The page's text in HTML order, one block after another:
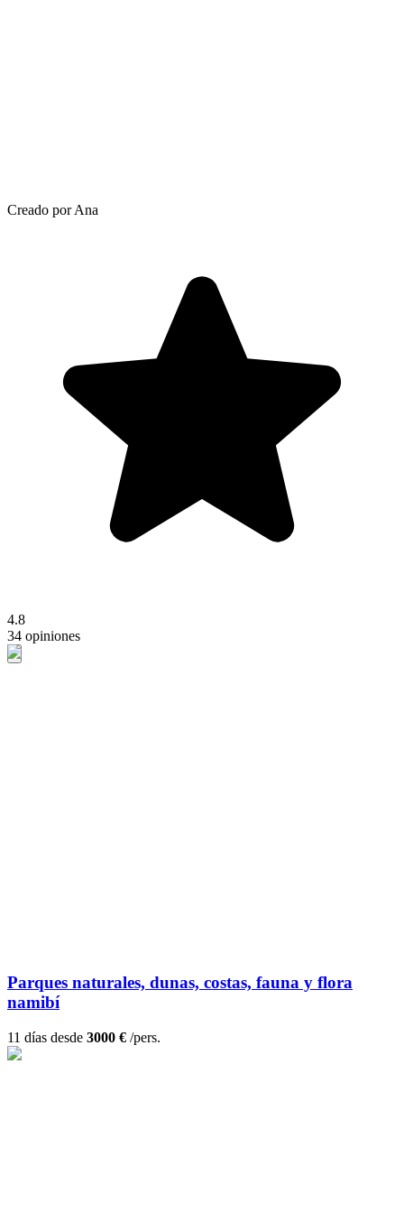
Creado por Ana
4.8
34 opiniones
Parques naturales, dunas, costas, fauna y flora
namibí
11 días desde 3000 € /pers.